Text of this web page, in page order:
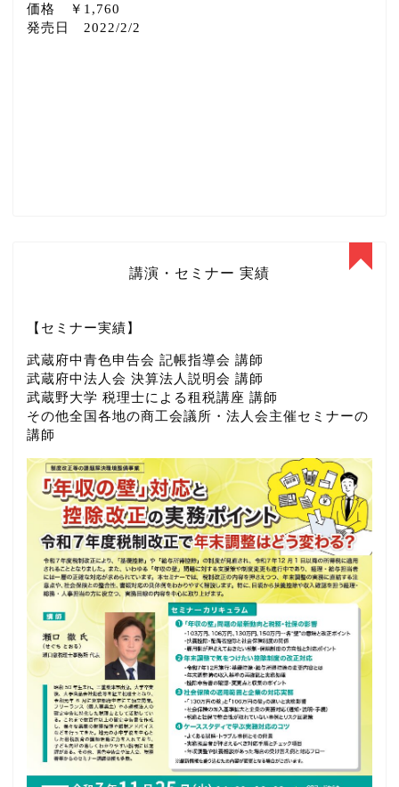
価格 ￥1,760
発売日 2022/2/2
講演・セミナー 実績
【セミナー実績】
武蔵府中青色申告会 記帳指導会 講師
武蔵府中法人会 決算法人説明会 講師
武蔵野大学 税理士による租税講座 講師
その他全国各地の商工会議所・法人会主催セミナーの
講師